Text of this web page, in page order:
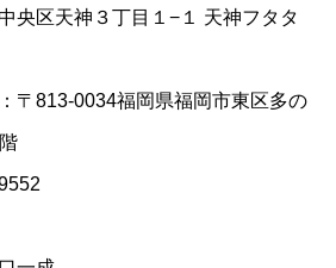
央区天神３丁目１−１ 天神フタタ
〒813-0034福岡県福岡市東区多の